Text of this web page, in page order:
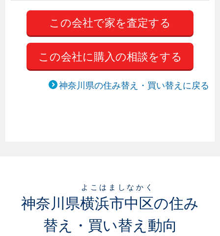
この会社に購入の相談をする
神奈川県の住み替え・買い替えに戻る
神奈川県横浜市中区
よこはましなかく
の住み
替え・買い替え動向